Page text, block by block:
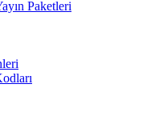
Paketleri